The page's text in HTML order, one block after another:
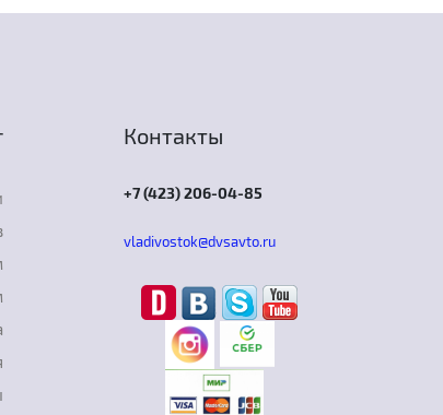
Контакты
+7 (423) 206-04-85
vladivostok@dvsavto.ru